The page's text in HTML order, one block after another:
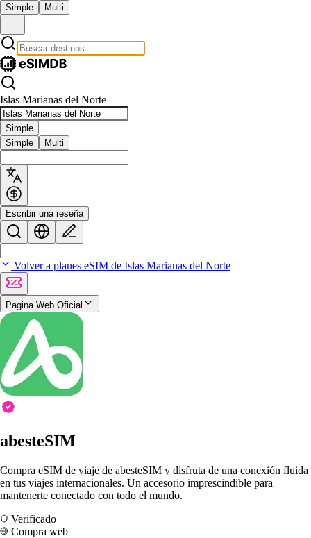
Simple Multi
Islas Marianas del Norte
Simple
Simple
Multi
Escribir una reseña
Volver a planes eSIM de Islas Marianas del Norte
Pagina Web Oficial
abesteSIM
Compra eSIM de viaje de abesteSIM y disfruta de una conexión fluida
en tus viajes internacionales. Un accesorio imprescindible para
mantenerte conectado con todo el mundo.
Verificado
Compra web